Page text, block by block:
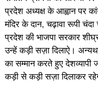
प्रदेश अध्यक्ष के आह्वान पर
मंदिर के दान, चढ़ावा रूपी
प्रदेश की भाजपा सरकार
उन्हें कड़ी सज़ा दिलाऐ।
का सम्मान करते हुए
कड़ी से कड़ी सज़ा दिलाकर